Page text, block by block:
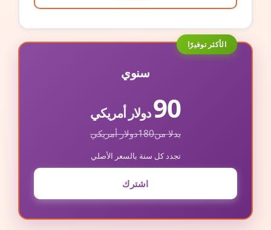
الأكثر توفيرًا
سنوي
90دولار أمريكي
بدلا من180دولار أمريكي
تجدد كل سنة بالسعر الأصلي
اشترك